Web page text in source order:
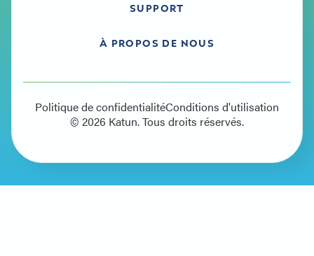
SUPPORT
À PROPOS DE NOUS
© 2026 Katun. Tous droits réservés.
Politique de confidentialitéConditions d'utilisation